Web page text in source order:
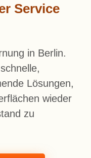
Service
in Berlin.
Lösungen,
wieder
zu